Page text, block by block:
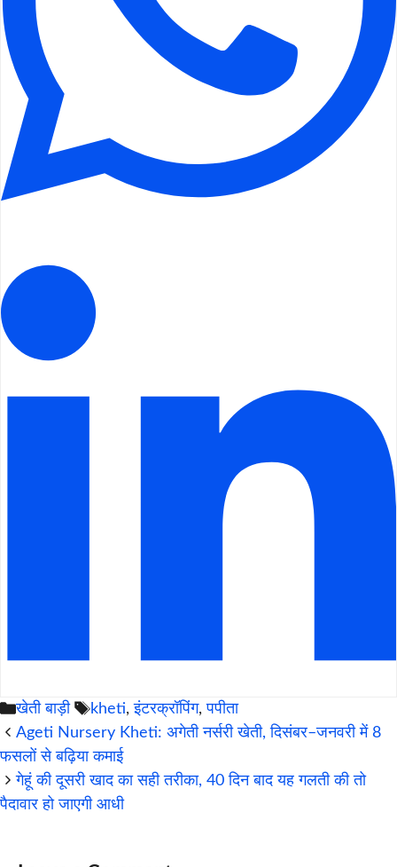
Categories
खेती बाड़ी Tags
kheti,इंटरक्रॉपिंग,पपीता
Ageti Nursery Kheti: अगेती नर्सरी खेती, दिसंबर–जनवरी में 8
फसलों से बढ़िया कमाई
गेहूं की दूसरी खाद का सही तरीका, 40 दिन बाद यह गलती की तो
पैदावार हो जाएगी आधी